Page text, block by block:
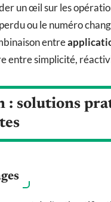
un œil sur les
ou le numéro
entre
entre simplicité,
: solutions